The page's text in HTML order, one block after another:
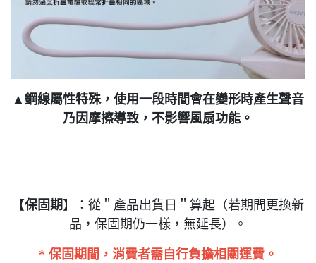
▲鋼線屬性特殊，使用一段時間會在變形時產生聲音
乃因摩擦導致，不影響風扇功能。
【保固期 】：從＂產品出貨日＂算起（若期間更換新
品，保固期仍一樣，無延長）。
* 保固期間，消費者需自行負擔相關運費。